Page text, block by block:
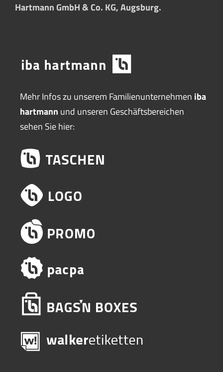
Hartmann GmbH & Co. KG, Augsburg.
Mehr Infos zu unserem Familienunternehmen iba
hartmann und unseren Geschäftsbereichen
sehen Sie hier: